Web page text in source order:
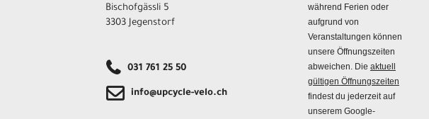
Bischofgässli 5
3303 Jegenstorf
031 761 25 50
info@upcycle-velo.ch
während Ferien oder
aufgrund von
Veranstaltungen können
unsere Öffnungszeiten
abweichen. Die aktuell
gültigen Öffnungszeiten
findest du jederzeit auf
unserem Google-